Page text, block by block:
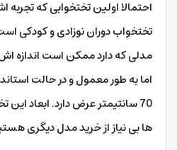
احتمالا اولین تختخوابی که
تختخواب دوران نوزادی و کودکی
مدلی که دارد ممکن است اندازه
70 سانتیمتر عرض دارد. ابعاد
ها بی نیاز از خرید مدل دیگری